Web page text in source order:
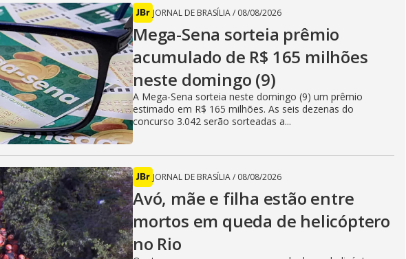
JORNAL DE BRASÍLIA/ 08/08/2026
Mega-Sena sorteia prêmio
acumulado de R$ 165 milhões
neste domingo (9)
A Mega-Sena sorteia neste domingo (9) um prêmio
estimado em R$ 165 milhões. As seis dezenas do
concurso 3.042 serão sorteadas a...
JORNAL DE BRASÍLIA/ 08/08/2026
Avó, mãe e filha estão entre
mortos em queda de helicóptero
no Rio